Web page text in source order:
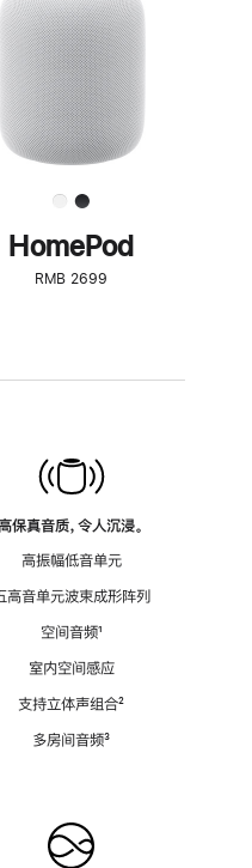
了
解
HomePod<
HomePod
RMB 2699
保真音质，令人沉浸。
高振幅低音单元
高音单元波束成形阵列
空间音频脚
¹
室内空间感应
支持立体声组合脚
²
多房间音频脚
³